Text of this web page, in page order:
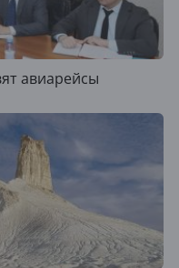
авиарейсы